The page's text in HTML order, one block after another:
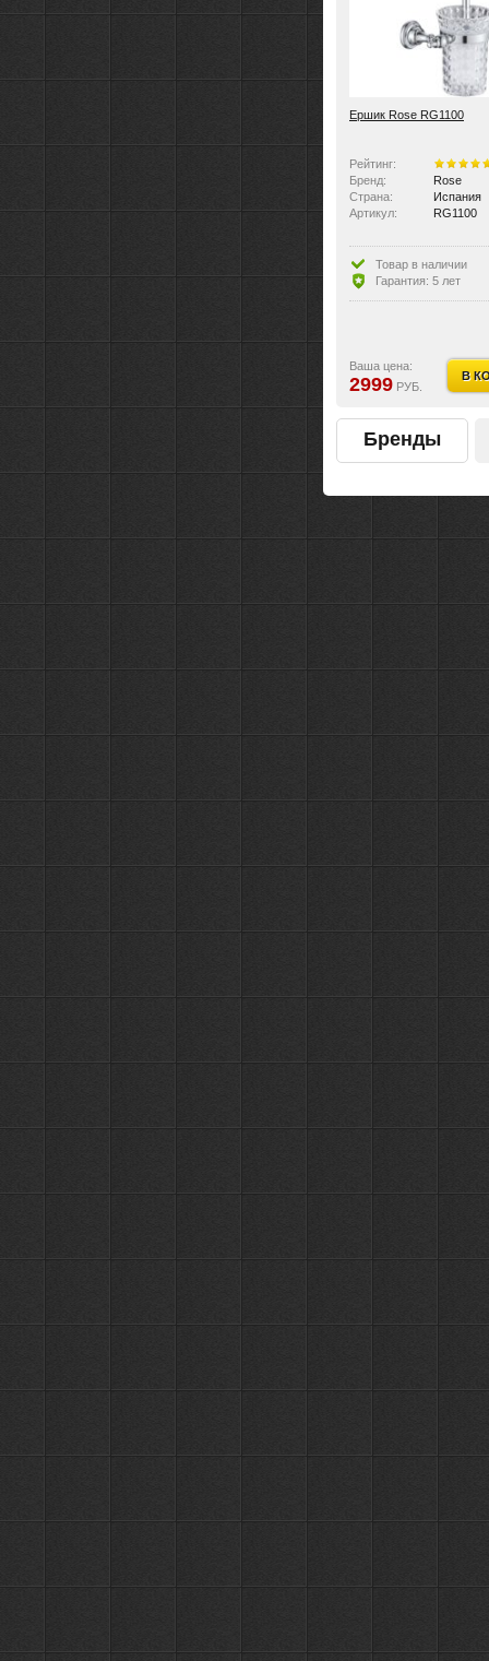
Ершик Rose RG1100
Рейтинг:
Бренд:
Rose
Страна:
Испания
Артикул:
RG1100
Товар в наличии
Гарантия: 5 лет
Ваша цена:
2999 РУБ.
В
Бренды